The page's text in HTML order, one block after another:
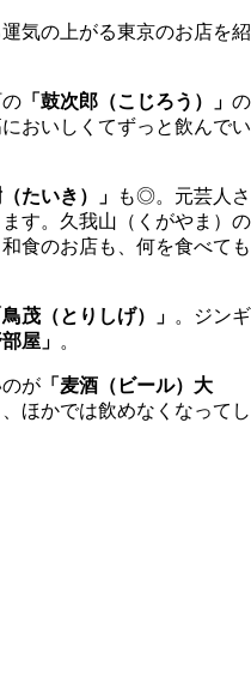
気の上がる東京のお店を紹
「鼓次郎（こじろう）」 の
おいしくてずっと飲んでい
（たいき）」
も◎。元芸人さ
す。久我山（くがやま）の
食のお店も、何を食べても
鳥茂（とりしげ）」 。ジンギ
屋」 。
が 「麦酒（ビール）大
ほかでは飲めなくなってし